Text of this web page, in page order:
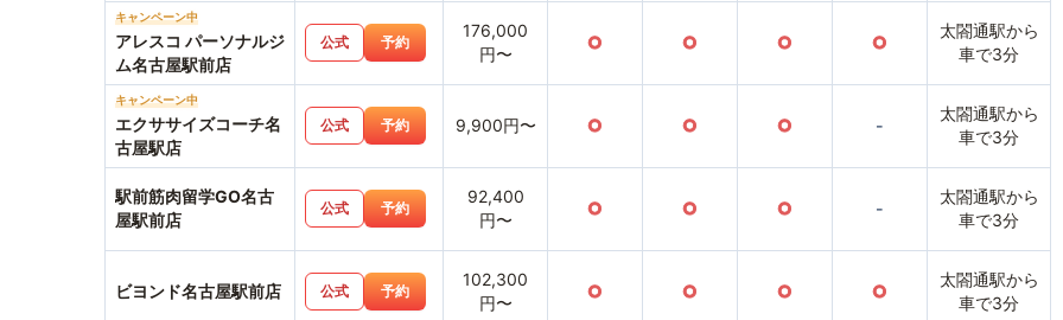
キャンペーン中
アレスコ パーソナルジ
ム名古屋駅前店
公式 予約
176,000
円〜
○ ○ ○ ○
太閤通駅から
車で3分
キャンペーン中
エクササイズコーチ名
古屋駅店
公式 予約 9,900円〜 ○ ○ ○ -
太閤通駅から
車で3分
駅前筋肉留学GO名古
屋駅前店
公式 予約
92,400
円〜
○ ○ ○ -
太閤通駅から
車で3分
ビヨンド名古屋駅前店 公式 予約
102,300
円〜
○ ○ ○ ○
太閤通駅から
車で3分